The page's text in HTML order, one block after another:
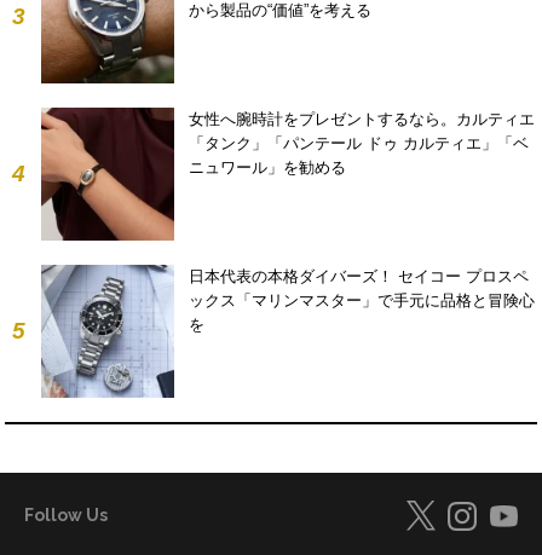
3
から製品の“価値”を考える
4
女性へ腕時計をプレゼントするなら。カルティエ
「タンク」「パンテール ドゥ カルティエ」「ベ
ニュワール」を勧める
5
日本代表の本格ダイバーズ！ セイコー プロスペ
ックス「マリンマスター」で手元に品格と冒険心
を
Follow Us